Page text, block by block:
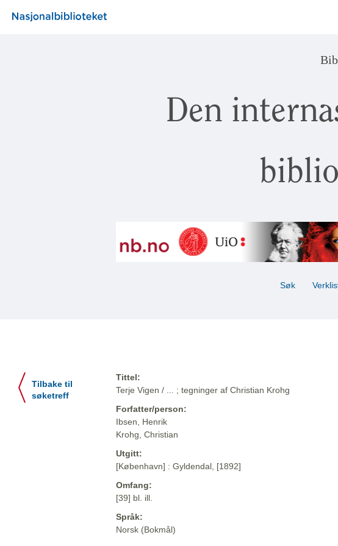
Den
Søk
Tilbake til
søketreff
Tittel:
Terje Vigen / ... ; tegninger af Christian Krohg
Forfatter/person:
Ibsen, Henrik
Krohg, Christian
Utgitt:
[København] : Gyldendal, [1892]
Omfang:
[39] bl. ill.
Språk:
Norsk (Bokmål)